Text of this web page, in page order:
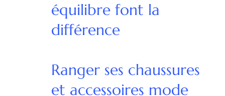
équilibre font la
différence
Ranger ses chaussures
et accessoires mode